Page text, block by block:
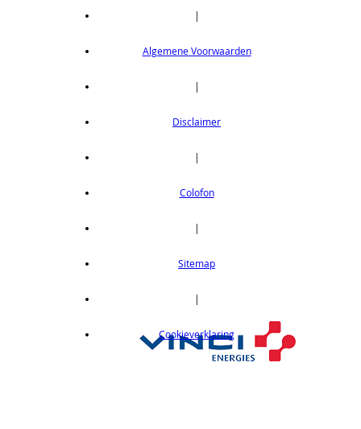
|
Algemene Voorwaarden
|
Disclaimer
|
Colofon
|
Sitemap
|
Cookieverklaring